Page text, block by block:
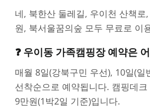
네, 북한산 둘레길, 우이천 산책로
원, 북서울꿈의숲 모두 무료로 이
❓ 우이동 가족캠핑장 예약은
매월 8일(강북구민 우선), 10일(일
선착순으로 예약됩니다. 캠핑데
9만원(1박2일 기준)입니다.